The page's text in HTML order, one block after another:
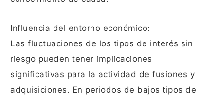
Influencia del entorno económico:
Las fluctuaciones de los tipos de interés sin
riesgo pueden tener implicaciones
significativas para la actividad de fusiones y
adquisiciones. En periodos de bajos tipos de